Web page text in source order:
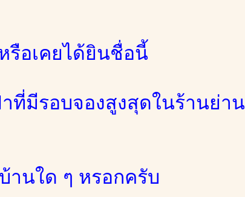
รือเคยได้ยินชื่อนี้
ที่มีรอบจองสูงสุดในร้านย่าน
านใด ๆ หรอกครับ